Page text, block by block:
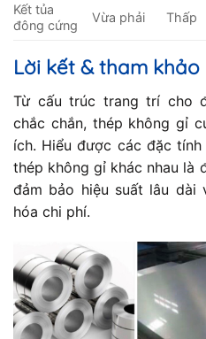
Kết tủa
đông cứng
Vừa phải Thấp
Lời kết & tham khảo
Từ cấu trúc trang trí cho
chắc chắn, thép không gỉ
ích. Hiểu được các đặc
thép không gỉ khác nhau là
đảm bảo hiệu suất lâu
hóa chi phí.